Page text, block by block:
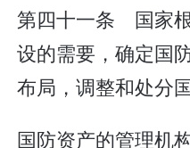
第四十一条 国家
设的需要，确定国
布局，调整和处分
国防资产的管理机